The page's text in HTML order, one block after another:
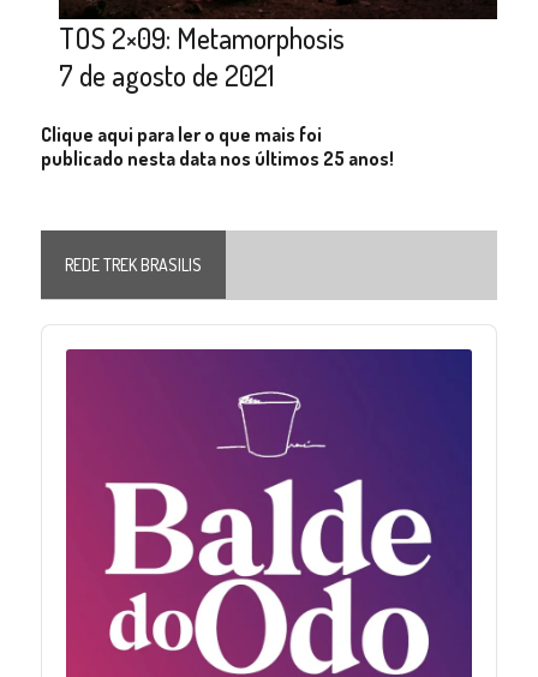
TOS 2×09: Metamorphosis
7 de agosto de 2021
Clique aqui para ler o que mais foi
publicado nesta data nos últimos 25 anos!
REDE TREK BRASILIS
Audio
Player